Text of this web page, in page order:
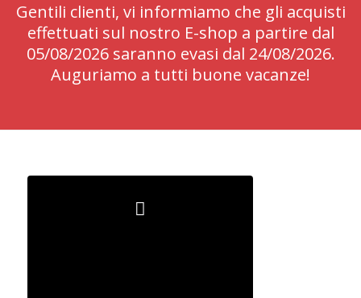
Gentili clienti, vi informiamo che gli acquisti
effettuati sul nostro E-shop a partire dal
05/08/2026 saranno evasi dal 24/08/2026.
Auguriamo a tutti buone vacanze!